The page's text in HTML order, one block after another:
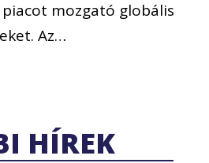
mozgató globális
Az…
HÍREK